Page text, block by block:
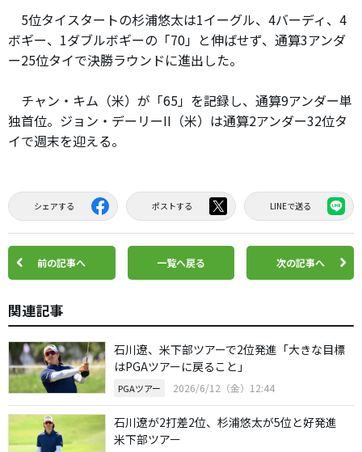
5位タイスタートの杉浦悠太は1イーグル、4バーディ、4
ボギー、1ダブルボギーの「70」と伸ばせず、通算3アンダ
ー25位タイで決勝ラウンドに進出した。
チャン・キム（米）が「65」を記録し、通算9アンダー単
独首位。ジョン・デーリーII（米）は通算2アンダー32位タ
イで週末を迎える。
シェアする ポストする LINEで送る
前の記事へ 一覧へ戻る 次の記事へ
関連記事
石川遼、米下部ツアーで2位発進「大きな目標
はPGAツアーに戻ること」
PGAツアー 2026/6/12（金）12:44
石川遼が2打差2位、杉浦悠太が5位と好発進
米下部ツアー